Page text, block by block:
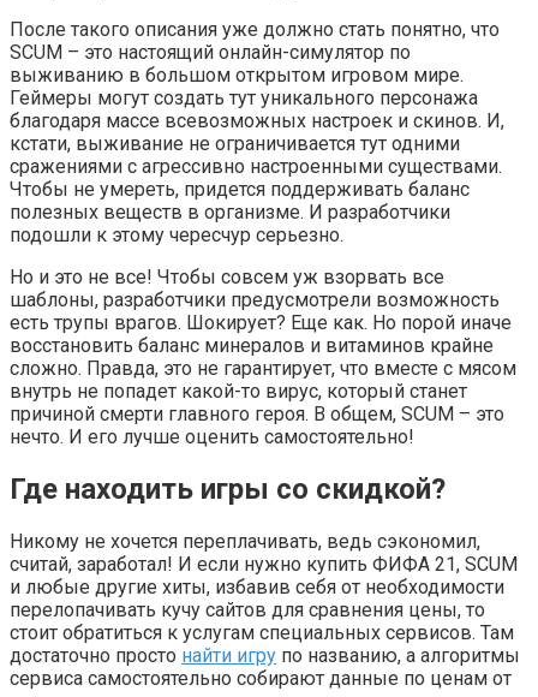
После такого описания уже должно стать понятно, что
SCUM – это настоящий онлайн-симулятор по
выживанию в большом открытом игровом мире.
Геймеры могут создать тут уникального персонажа
благодаря массе всевозможных настроек и скинов. И,
кстати, выживание не ограничивается тут одними
сражениями с агрессивно настроенными существами.
Чтобы не умереть, придется поддерживать баланс
полезных веществ в организме. И разработчики
подошли к этому чересчур серьезно.
Но и это не все! Чтобы совсем уж взорвать все
шаблоны, разработчики предусмотрели возможность
есть трупы врагов. Шокирует? Еще как. Но порой иначе
восстановить баланс минералов и витаминов крайне
сложно. Правда, это не гарантирует, что вместе с мясом
внутрь не попадет какой-то вирус, который станет
причиной смерти главного героя. В общем, SCUM – это
нечто. И его лучше оценить самостоятельно!
Где находить игры со скидкой?
Никому не хочется переплачивать, ведь сэкономил,
считай, заработал! И если нужно купить ФИФА 21, SCUM
и любые другие хиты, избавив себя от необходимости
перелопачивать кучу сайтов для сравнения цены, то
стоит обратиться к услугам специальных сервисов. Там
достаточно просто найти игру по названию, а алгоритмы
сервиса самостоятельно собирают данные по ценам от